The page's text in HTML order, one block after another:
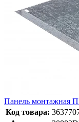
Панель монтажная
Код товара: